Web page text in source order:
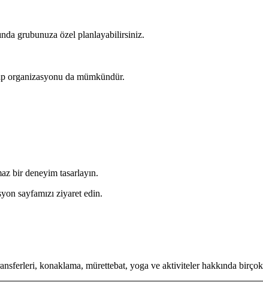
grubunuza özel planlayabilirsiniz.
organizasyonu da mümkündür.
bir deneyim tasarlayın.
sayfamızı ziyaret edin.
konaklama, mürettebat, yoga ve aktiviteler hakkında birçok